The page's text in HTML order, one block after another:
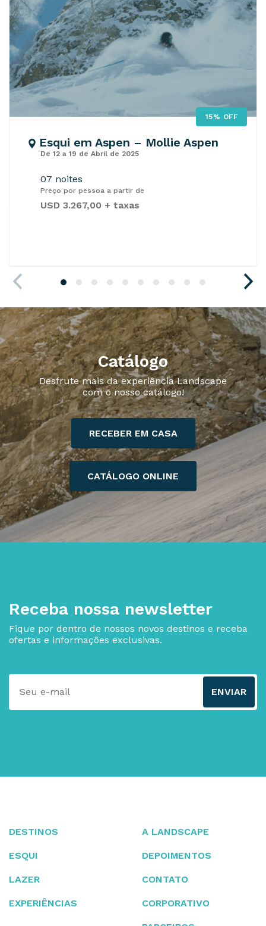
15% OFF
Esqui em Aspen – Mollie Aspen
De 12 a 19 de Abril de 2025
07 noites
Preço por pessoa a partir de
USD 3.267,00 + taxas
Catálogo
Desfrute mais da experiência Landscape
com o nosso catálogo!
RECEBER EM CASA
CATÁLOGO ONLINE
Receba nossa newsletter
Fique por dentro de nossos novos destinos e receba
ofertas e informações exclusivas.
ENVIAR
DESTINOS
ESQUI
LAZER
EXPERIÊNCIAS
A LANDSCAPE
DEPOIMENTOS
CONTATO
CORPORATIVO